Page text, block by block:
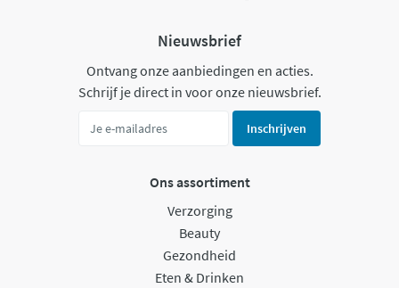
Nieuwsbrief
Ontvang onze aanbiedingen en acties.
Schrijf je direct in voor onze nieuwsbrief.
Inschrijven
Ons assortiment
Verzorging
Beauty
Gezondheid
Eten & Drinken